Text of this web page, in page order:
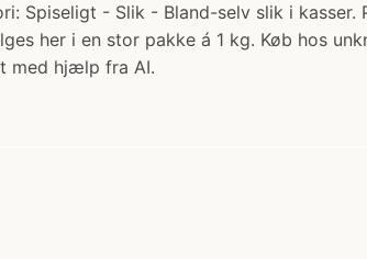
Spiseligt - Slik - Bland-selv slik i
her i en stor pakke á 1 kg. Køb hos
med hjælp fra AI.